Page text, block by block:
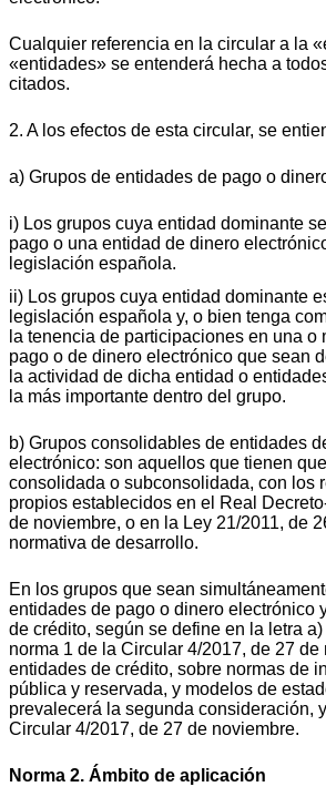
Cualquier referencia en la circular a la
«entidades» se entenderá hecha a
citados.
2. A los efectos de esta circular, se
a) Grupos de entidades de pago o
i) Los grupos cuya entidad dominante
pago o una entidad de dinero
legislación española.
ii) Los grupos cuya entidad dominante
legislación española y, o bien tenga
la tenencia de participaciones en una o
pago o de dinero electrónico que sean
la actividad de dicha entidad o
la más importante dentro del grupo.
b) Grupos consolidables de entidades
electrónico: son aquellos que tienen
consolidada o subconsolidada, con los
propios establecidos en el Real
de noviembre, o en la Ley 21/2011, de
normativa de desarrollo.
En los grupos que sean
entidades de pago o dinero electrónico
de crédito, según se define en la letra
norma 1 de la Circular 4/2017, de 27 de
entidades de crédito, sobre normas de
pública y reservada, y modelos de
prevalecerá la segunda consideración,
Circular 4/2017, de 27 de noviembre.
Norma 2. Ámbito de aplicación